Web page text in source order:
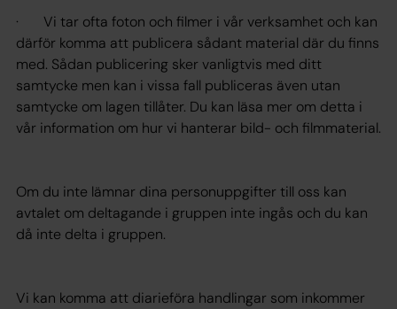
· Vi tar ofta foton och filmer i vår verksamhet och kan
därför komma att publicera sådant material där du finns
med. Sådan publicering sker vanligtvis med ditt
samtycke men kan i vissa fall publiceras även utan
samtycke om lagen tillåter. Du kan läsa mer om detta i
vår information om hur vi hanterar bild- och filmmaterial.
Om du inte lämnar dina personuppgifter till oss kan
avtalet om deltagande i gruppen inte ingås och du kan
då inte delta i gruppen.
Vi kan komma att diarieföra handlingar som inkommer